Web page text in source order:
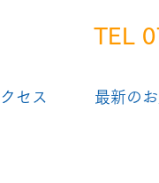
セス 最新の
TEL